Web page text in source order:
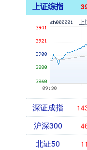
上证综指
深证成指
沪深300
北证50